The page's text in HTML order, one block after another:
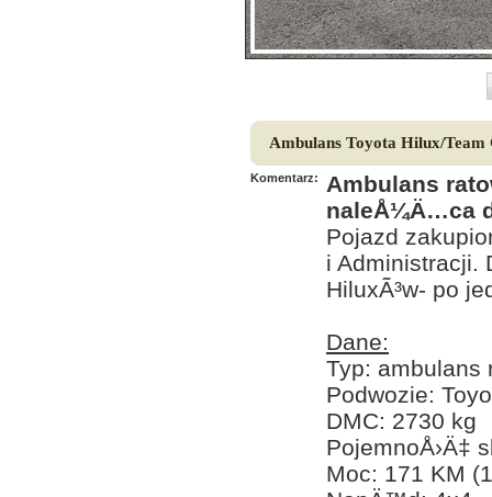
Ambulans Toyota Hilux/Team
Komentarz:
Ambulans
naleÅ¼Ä…ca
Pojazd
i Administracji.
HiluxÃ³w- po
Dane:
Typ: ambulans
Podwozie:
DMC: 2730 kg
PojemnoÅ›Ä‡
Moc: 171 KM